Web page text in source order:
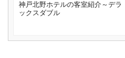
神戸北野ホテルの客室紹介～デラ
ックスダブル